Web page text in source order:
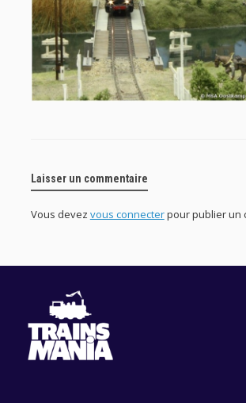
Laisser un commentaire
Vous devez vous connecterpour publier un